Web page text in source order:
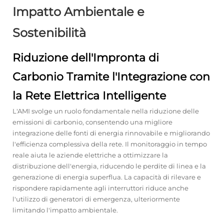
Impatto Ambientale e
Sostenibilità
Riduzione dell'Impronta di
Carbonio Tramite l'Integrazione con
la Rete Elettrica Intelligente
L'AMI svolge un ruolo fondamentale nella riduzione delle
emissioni di carbonio, consentendo una migliore
integrazione delle fonti di energia rinnovabile e migliorando
l'efficienza complessiva della rete. Il monitoraggio in tempo
reale aiuta le aziende elettriche a ottimizzare la
distribuzione dell'energia, riducendo le perdite di linea e la
generazione di energia superflua. La capacità di rilevare e
rispondere rapidamente agli interruttori riduce anche
l'utilizzo di generatori di emergenza, ulteriormente
limitando l'impatto ambientale.